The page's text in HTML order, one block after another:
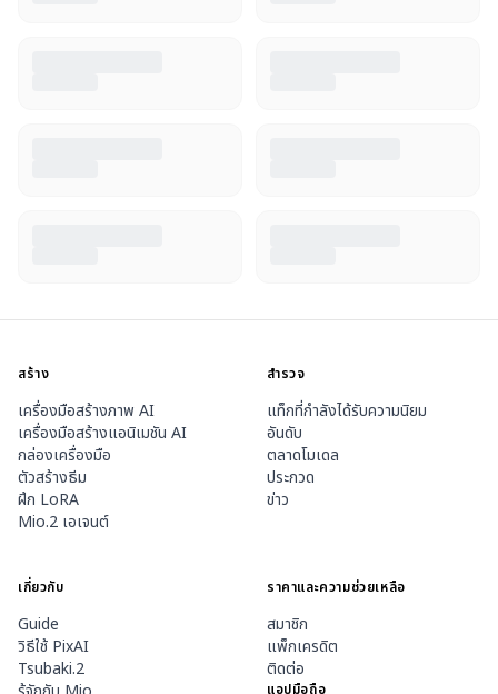
สร้าง
เครื่องมือสร้างภาพ AI
เครื่องมือสร้างแอนิเมชัน AI
กล่องเครื่องมือ
ตัวสร้างธีม
ฝึก LoRA
Mio.2 เอเจนต์
สำรวจ
แท็กที่กำลังได้รับความนิยม
อันดับ
ตลาดโมเดล
ประกวด
ข่าว
เกี่ยวกับ
Guide
วิธีใช้ PixAI
Tsubaki.2
ราคาและความช่วยเหลือ
สมาชิก
แพ็กเครดิต
ติดต่อ
แอปมือถือ